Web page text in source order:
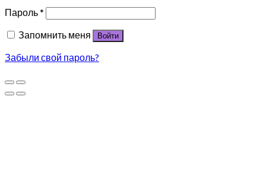
Пароль*
Запомнить меня
Войти
Забыли свой пароль?